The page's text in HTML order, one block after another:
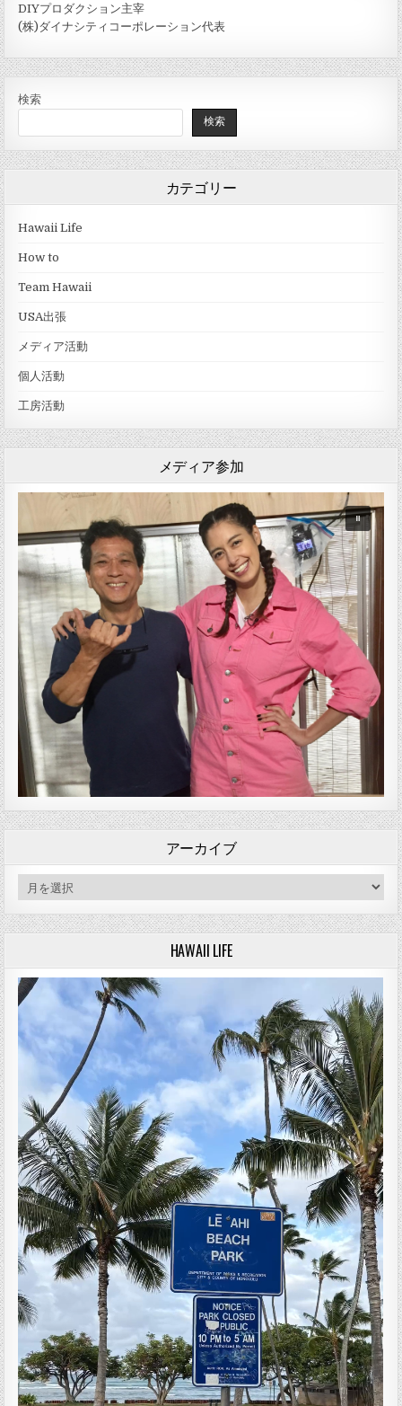
DIYプロダクション主宰
(株)ダイナシティコーポレーション代表
検索
検索
カテゴリー
Hawaii Life
How to
Team Hawaii
USA出張
メディア活動
個人活動
工房活動
メディア参加
アーカイブ
アーカイブ
HAWAII LIFE